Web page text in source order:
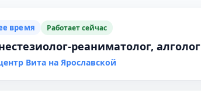
время Работает сейчас
реаниматолог, алголог
Вита на Ярославской